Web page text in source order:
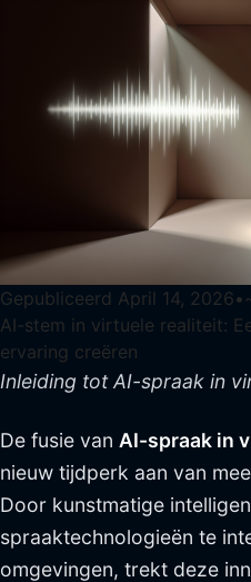
Gepubliceerd April 14, 2026•
AI-stem in virtuele realiteit:
ervaring creëren
Inleiding tot AI-spraak in
De fusie van AI-spraak in
nieuw tijdperk aan van
Door kunstmatige
spraaktechnologieën te
omgevingen, trekt deze